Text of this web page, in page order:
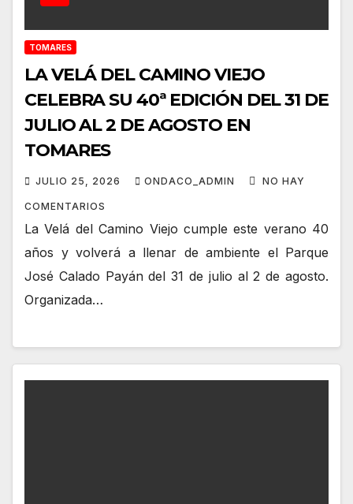
TOMARES
LA VELÁ DEL CAMINO VIEJO
CELEBRA SU 40ª EDICIÓN DEL 31 DE
JULIO AL 2 DE AGOSTO EN
TOMARES
JULIO 25, 2026 ONDACO_ADMIN NO HAY
COMENTARIOS
La Velá del Camino Viejo cumple este verano 40
años y volverá a llenar de ambiente el Parque
José Calado Payán del 31 de julio al 2 de agosto.
Organizada…